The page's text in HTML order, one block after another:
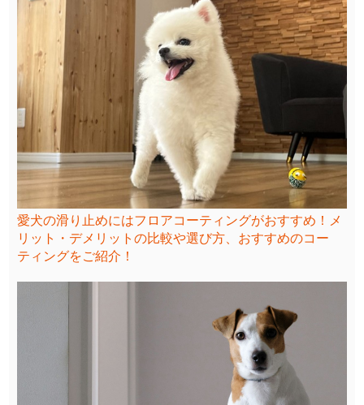
愛犬の滑り止めにはフロアコーティングがおすすめ！メ
リット・デメリットの比較や選び方、おすすめのコー
ティングをご紹介！